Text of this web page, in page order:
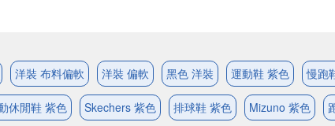
洋裝 布料偏軟 洋裝 偏軟 黑色 洋裝 運動鞋 紫色 慢跑
休閒鞋 紫色 Skechers 紫色 排球鞋 紫色 Mizuno 紫色